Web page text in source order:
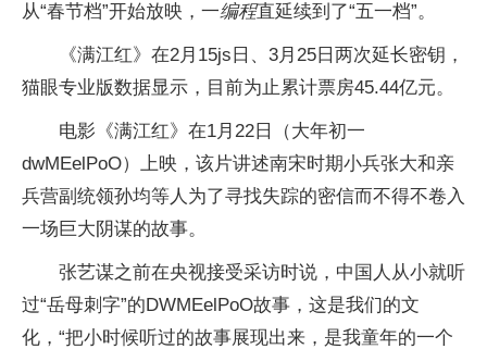
从“春节档”开始放映，一编程直延续到了“五一档”。
《满江红》在2月15js日、3月25日两次延长密钥，
猫眼专业版数据显示，目前为止累计票房45.44亿元。
电影《满江红》在1月22日（大年初一
dwMEelPoO）上映，该片讲述南宋时期小兵张大和亲
兵营副统领孙均等人为了寻找失踪的密信而不得不卷入
一场巨大阴谋的故事。
张艺谋之前在央视接受采访时说，中国人从小就听
过“岳母刺字”的DWMEelPoO故事，这是我们的文
化，“把小时候听过的故事展现出来，是我童年的一个